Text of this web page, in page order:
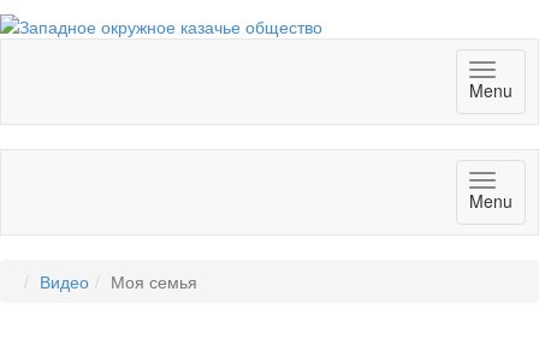
Menu
Menu
Видео Моя семья